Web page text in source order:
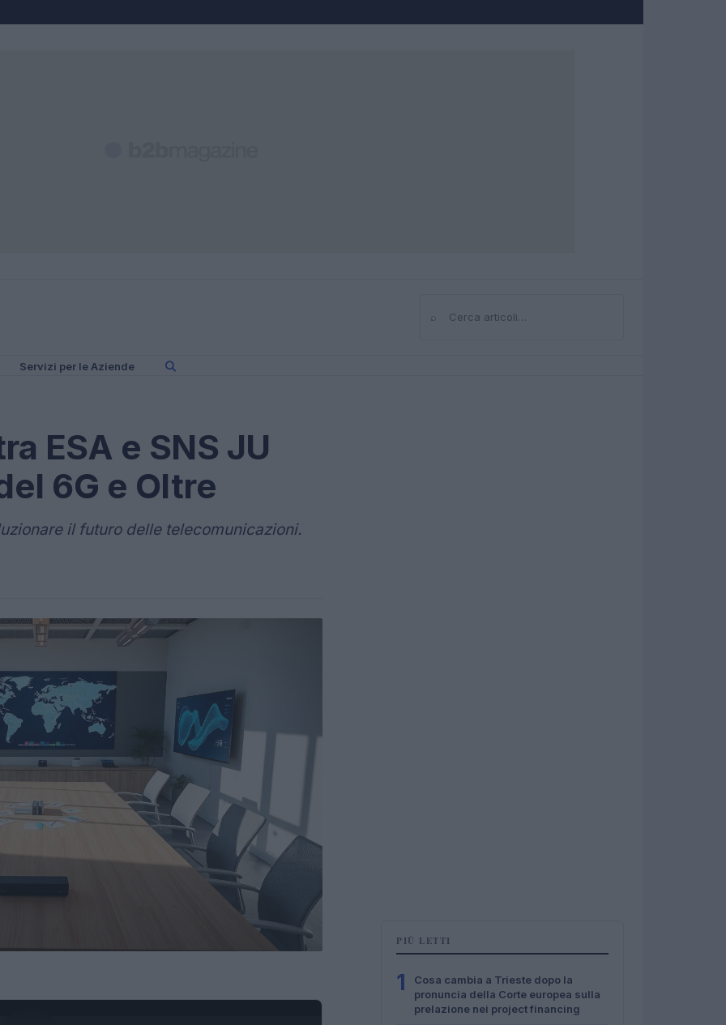
⌕Cerca
Servizi per le Aziende
ESA e SNS JU
6G e Oltre
il futuro delle telecomunicazioni.
PIÙ LETTI
1
Cosa cambia a Trieste dopo la
pronuncia della Corte europea sulla
prelazione nei project financing